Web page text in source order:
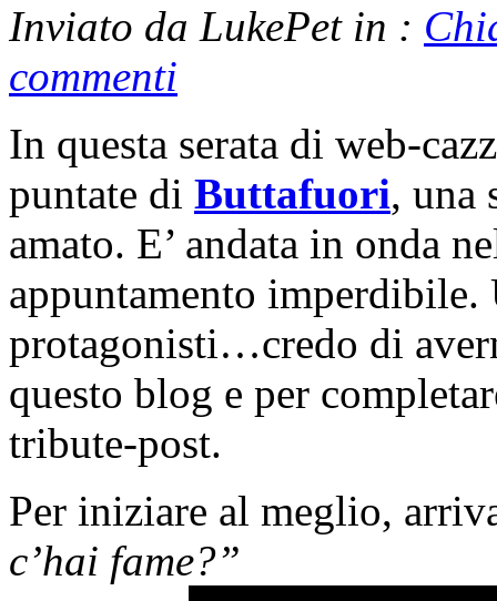
Inviato da LukePet in :
commenti
In questa serata di web-
puntate di Buttafuori, una
amato. E’ andata in onda
appuntamento imperdibile.
protagonisti…credo di
questo blog e per
tribute-post.
Per iniziare al meglio,
c’hai fame?”